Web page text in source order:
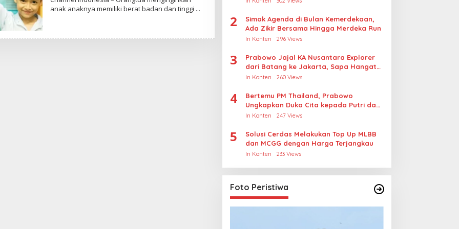
A
N
A
anak anaknya memiliki berat badan dan tinggi
2
Simak Agenda di Bulan Kemerdekaan,
Ada Zikir Bersama Hingga Merdeka Run
In Konten 296 Views
3
Prabowo Jajal KA Nusantara Explorer
dari Batang ke Jakarta, Sapa Hangat
Warga
In Konten 260 Views
4
Bertemu PM Thailand, Prabowo
Ungkapkan Duka Cita kepada Putri dan
Selamat Ulang Tahun ke Raja Thailand
In Konten 247 Views
5
Solusi Cerdas Melakukan Top Up MLBB
dan MCGG dengan Harga Terjangkau
In Konten 233 Views
Foto Peristiwa